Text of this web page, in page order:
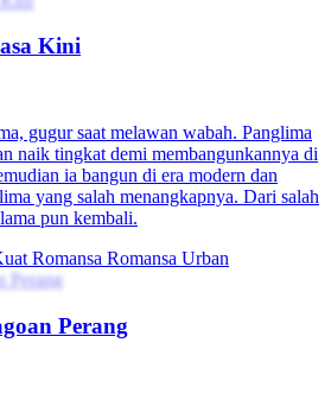
Kini
gugur saat melawan wabah. Panglima
naik tingkat demi membangunkannya di
ia bangun di era modern dan
yang salah menangkapnya. Dari salah
pun kembali.
Romansa Romansa Urban
Perang